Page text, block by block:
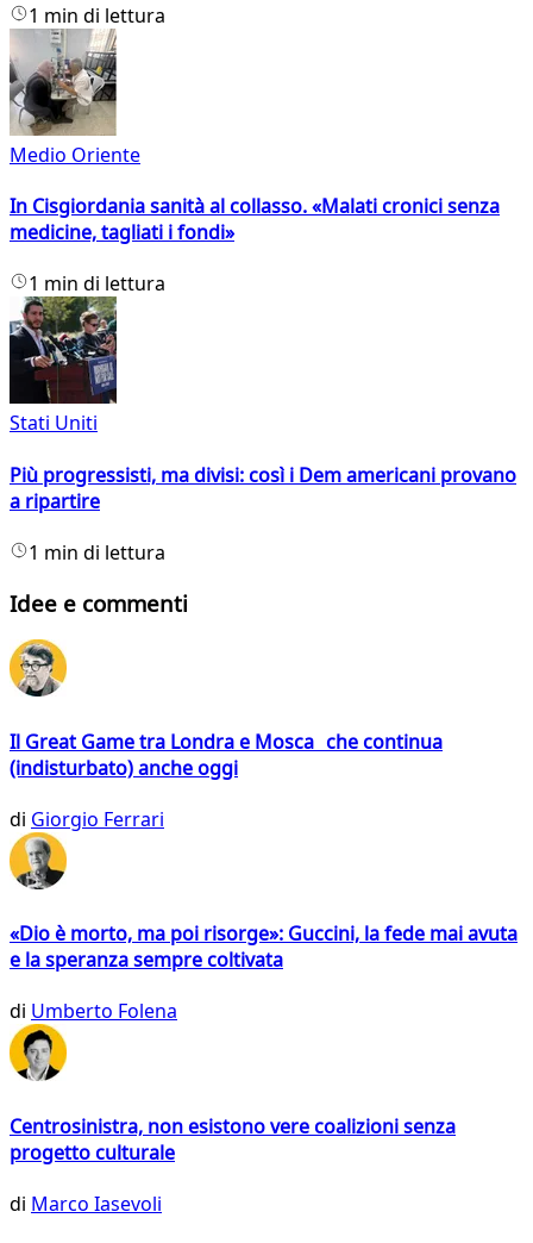
1 min di lettura
Medio Oriente
In Cisgiordania sanità al collasso. «Malati cronici senza
medicine, tagliati i fondi»
1 min di lettura
Stati Uniti
Più progressisti, ma divisi: così i Dem americani provano
a ripartire
1 min di lettura
Idee e commenti
Il Great Game tra Londra e Mosca che continua
(indisturbato) anche oggi
di Giorgio Ferrari
«Dio è morto, ma poi risorge»: Guccini, la fede mai avuta
e la speranza sempre coltivata
di Umberto Folena
Centrosinistra, non esistono vere coalizioni senza
progetto culturale
di Marco Iasevoli